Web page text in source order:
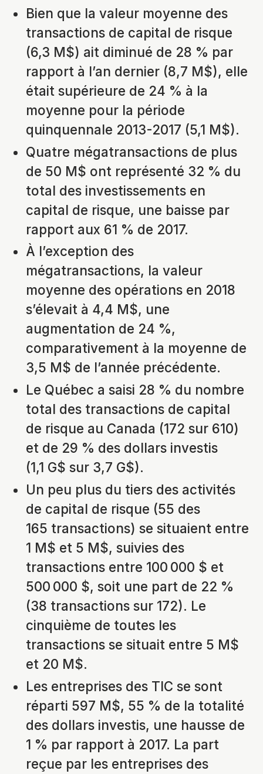
Bien que la valeur moyenne des
transactions de capital de risque
(6,3 M$) ait diminué de 28 % par
rapport à l’an dernier (8,7 M$), elle
était supérieure de 24 % à la
moyenne pour la période
quinquennale 2013-2017 (5,1 M$).
Quatre mégatransactions de plus
de 50 M$ ont représenté 32 % du
total des investissements en
capital de risque, une baisse par
rapport aux 61 % de 2017.
À l’exception des
mégatransactions, la valeur
moyenne des opérations en 2018
s’élevait à 4,4 M$, une
augmentation de 24 %,
comparativement à la moyenne de
3,5 M$ de l’année précédente.
Le Québec a saisi 28 % du nombre
total des transactions de capital
de risque au Canada (172 sur 610)
et de 29 % des dollars investis
(1,1 G$ sur 3,7 G$).
Un peu plus du tiers des activités
de capital de risque (55 des
165 transactions) se situaient entre
1 M$ et 5 M$, suivies des
transactions entre 100 000 $ et
500 000 $, soit une part de 22 %
(38 transactions sur 172). Le
cinquième de toutes les
transactions se situait entre 5 M$
et 20 M$.
Les entreprises des TIC se sont
réparti 597 M$, 55 % de la totalité
des dollars investis, une hausse de
1 % par rapport à 2017. La part
reçue par les entreprises des